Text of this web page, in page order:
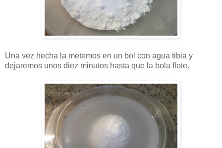
Una vez hecha la metemos en un bol con agua tibia y
dejaremos unos diez minutos hasta que la bola flote.